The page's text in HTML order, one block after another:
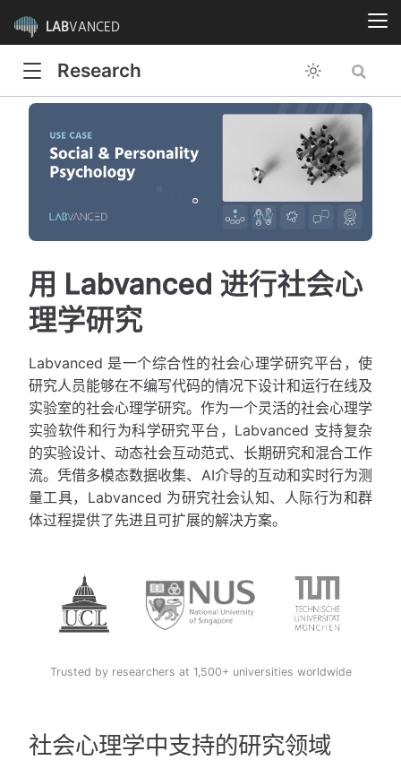
LABVANCED
Research
用 Labvanced 进行社会心
理学研究
Labvanced 是一个综合性的社会心理学研究平台，使
研究人员能够在不编写代码的情况下设计和运行在线及
实验室的社会心理学研究。作为一个灵活的社会心理学
实验软件和行为科学研究平台，Labvanced 支持复杂
的实验设计、动态社会互动范式、长期研究和混合工作
流。凭借多模态数据收集、AI介导的互动和实时行为测
量工具，Labvanced 为研究社会认知、人际行为和群
体过程提供了先进且可扩展的解决方案。
Trusted by researchers at 1,500+ universities worldwide
社会心理学中支持的研究领域